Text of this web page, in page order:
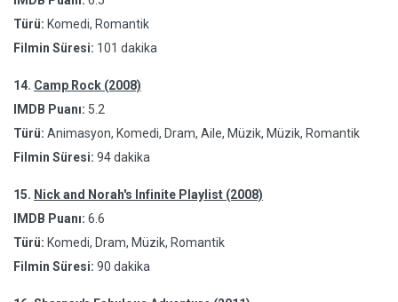
Türü: Komedi, Romantik
Filmin Süresi: 101 dakika
14. Camp Rock (2008)
IMDB Puanı: 5.2
Türü: Animasyon, Komedi, Dram, Aile, Müzik, Müzik, Romantik
Filmin Süresi: 94 dakika
15. Nick and Norah's Infinite Playlist (2008)
IMDB Puanı: 6.6
Türü: Komedi, Dram, Müzik, Romantik
Filmin Süresi: 90 dakika